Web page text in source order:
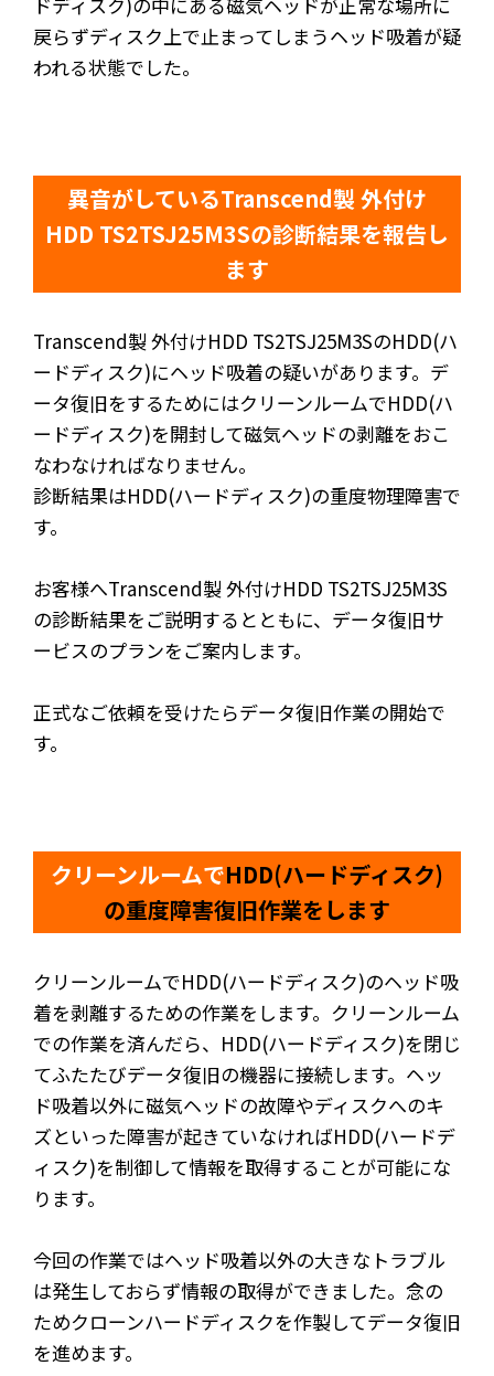
戻らずディスク上で止まってしまうヘッド吸着が疑
われる状態でした。
異音がしているTranscend製 外付け
HDD TS2TSJ25M3Sの診断結果を報告し
ます
Transcend製 外付けHDD TS2TSJ25M3SのHDD(ハ
ードディスク)にヘッド吸着の疑いがあります。デ
ータ復旧をするためにはクリーンルームでHDD(ハ
ードディスク)を開封して磁気ヘッドの剥離をおこ
なわなければなりません。
診断結果はHDD(ハードディスク)の重度物理障害で
す。
お客様へTranscend製 外付けHDD TS2TSJ25M3S
の診断結果をご説明するとともに、データ復旧サ
ービスのプランをご案内します。
正式なご依頼を受けたらデータ復旧作業の開始で
す。
クリーンルームでHDD(ハードディスク)
の重度障害復旧作業をします
クリーンルームでHDD(ハードディスク)のヘッド吸
着を剥離するための作業をします。クリーンルーム
での作業を済んだら、HDD(ハードディスク)を閉じ
てふたたびデータ復旧の機器に接続します。ヘッ
ド吸着以外に磁気ヘッドの故障やディスクへのキ
ズといった障害が起きていなければHDD(ハードデ
ィスク)を制御して情報を取得することが可能にな
ります。
今回の作業ではヘッド吸着以外の大きなトラブル
は発生しておらず情報の取得ができました。念の
ためクローンハードディスクを作製してデータ復旧
を進めます。